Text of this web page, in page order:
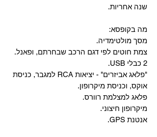
שנה אחריות.
מה בקופסא:
מסך מולטימדיה.
צמת חוטים לפי דגם הרכב שבחרתם, ופאנל.
2 כבלי USB.
"פלאג אביזרים" - יציאות RCA למגבר, כניסת
אוקס, וכניסת מיקרופון.
פלאג למצלמת רוורס.
מיקרופון חיצוני.
אנטנת GPS.